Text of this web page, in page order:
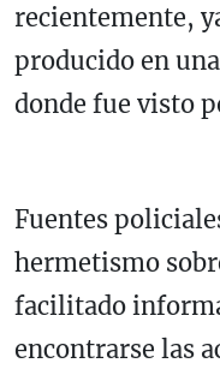
recientemente,
producido en
donde fue visto
Fuentes
hermetismo
facilitado
encontrarse las